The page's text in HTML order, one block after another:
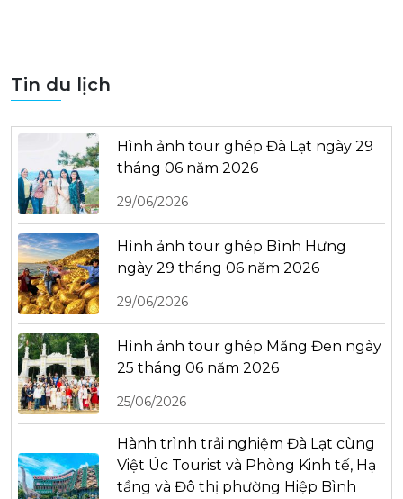
Tin du lịch
Hình ảnh tour ghép Đà Lạt ngày 29
tháng 06 năm 2026
29/06/2026
Hình ảnh tour ghép Bình Hưng
ngày 29 tháng 06 năm 2026
29/06/2026
Hình ảnh tour ghép Măng Đen ngày
25 tháng 06 năm 2026
25/06/2026
Hành trình trải nghiệm Đà Lạt cùng
Việt Úc Tourist và Phòng Kinh tế, Hạ
tầng và Đô thị phường Hiệp Bình